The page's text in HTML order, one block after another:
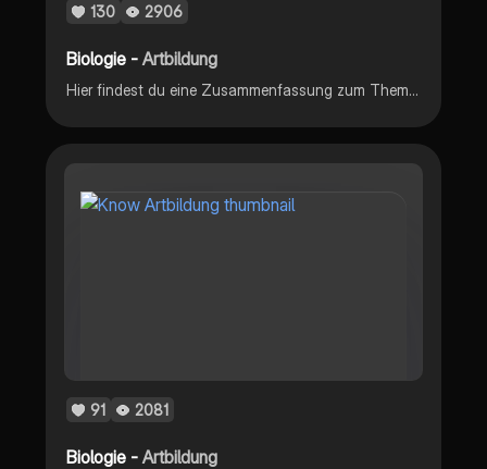
130 2906
Biologie -Artbildung
Hier findest du eine Zusammenfassung zum Theme Artbildung & Artbegriffe.
91 2081
Biologie -Artbildung